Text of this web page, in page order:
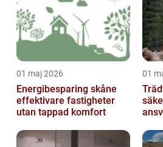
01 maj 2026
Energibesparing skåne
effektivare fastigheter
utan tappad komfort
01